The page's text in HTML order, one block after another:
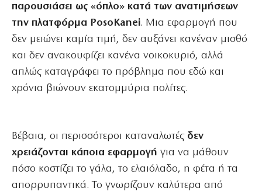
παρουσιάσει ως «όπλο» κατά των ανατιμήσεων
την πλατφόρμα PosoKanei. Μια εφαρμογή που
δεν μειώνει καμία τιμή, δεν αυξάνει κανέναν μισθό
και δεν ανακουφίζει κανένα νοικοκυριό, αλλά
απλώς καταγράφει το πρόβλημα που εδώ και
χρόνια βιώνουν εκατομμύρια πολίτες.
Βέβαια, οι περισσότεροι καταναλωτές δεν
χρειάζονται κάποια εφαρμογή για να μάθουν
πόσο κοστίζει το γάλα, το ελαιόλαδο, η φέτα ή τα
απορρυπαντικά. Το γνωρίζουν καλύτερα από